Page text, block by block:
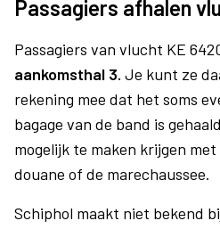
Passagiers afhalen
Passagiers van vlucht KE
aankomsthal 3. Je kunt ze
rekening mee dat het soms
bagage van de band is
mogelijk te maken krijgen
douane of de marechaussee.
Schiphol maakt niet bekend